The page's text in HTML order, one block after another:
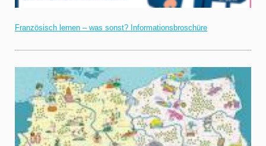
Französisch lernen – was sonst? Informationsbroschüre